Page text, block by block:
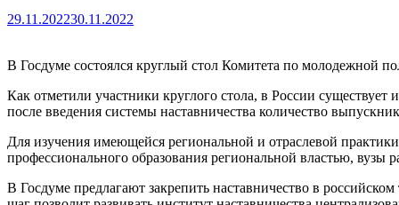
29.11.202230.11.2022
В Госдуме состоялся круглый стол Комитета по молодежной
Как отметили участники круглого стола, в России
после введения системы наставничества количество
Для изучения имеющейся региональной и отраслевой
профессионального образования региональной властью, вузы
В Госдуме предлагают закрепить наставничество в